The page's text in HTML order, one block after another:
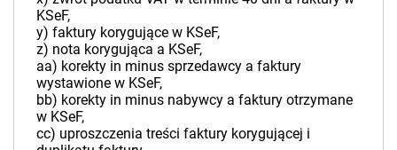
KSeF,
y) faktury korygujące w KSeF,
z) nota korygująca a KSeF,
aa) korekty in minus sprzedawcy a faktury
wystawione w KSeF,
bb) korekty in minus nabywcy a faktury otrzymane
w KSeF,
cc) uproszczenia treści faktury korygującej i